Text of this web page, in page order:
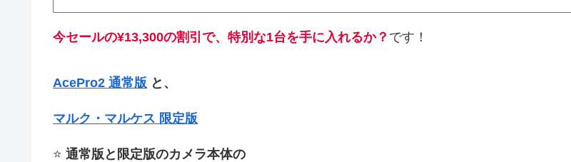
今セールの¥13,300の割引で、特別な1台を手に入れるか？ です！
AcePro2 通常版 と、
マルク・マルケス 限定版
⭐️ 通常版と限定版のカメラ本体の